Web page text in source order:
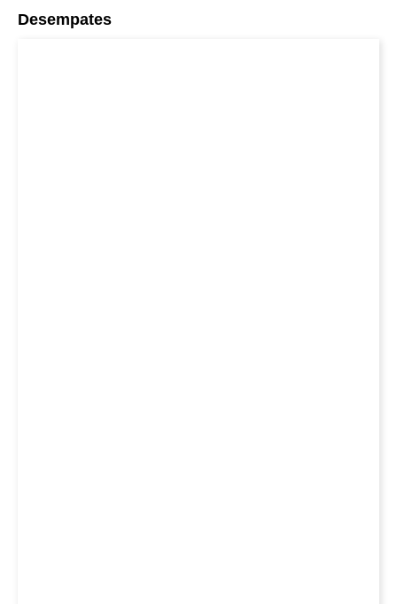
Desempates